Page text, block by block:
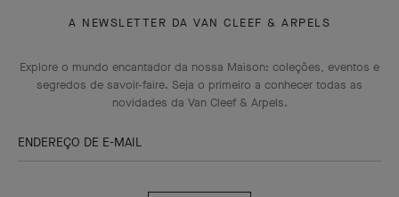
A NEWSLETTER DA VAN CLEEF & ARPELS
Explore o mundo encantador da nossa Maison: coleções, eventos e
segredos de savoir-faire. Seja o primeiro a conhecer todas as
novidades da Van Cleef & Arpels.
ENDEREÇO DE E-MAIL